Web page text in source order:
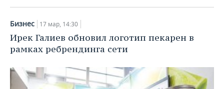
Бизнес 17 мар, 14:30
Ирек Галиев обновил логотип пекарен в
рамках ребрендинга сети